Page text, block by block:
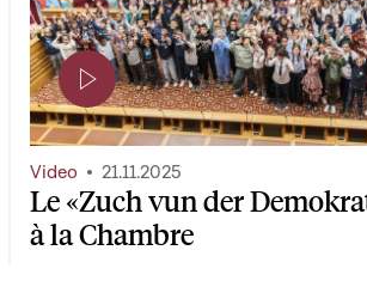
Page contenant une vidéo
Le «Zuch vun der
à la Chambre
Video 21.11.2025